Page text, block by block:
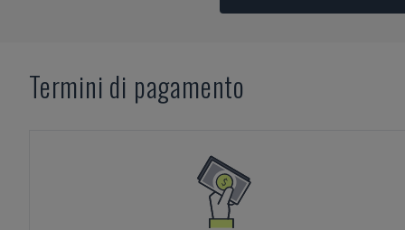
Termini di pagamento